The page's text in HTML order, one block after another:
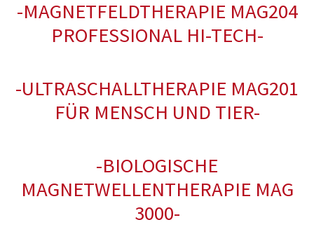
-MAGNETFELDTHERAPIE MAG204
PROFESSIONAL HI-TECH-
-ULTRASCHALLTHERAPIE MAG201
FÜR MENSCH UND TIER-
-BIOLOGISCHE
MAGNETWELLENTHERAPIE MAG
3000-